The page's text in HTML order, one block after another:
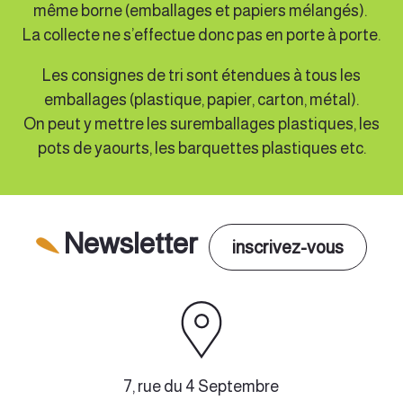
PAV Maison de la Jeunesse et des Sports - Les
Sablons, petite route de Concressault
PAV Route d'Argent - caserne des pompiers
PAV route de Coullons
PAV station d'épuration - canal de la Sauldre
PAV Glatigny
PAV Place de la Jacque
même borne (emballages et papiers mélangés).
La collecte ne s’effectue donc pas en porte à porte.
Les consignes de tri sont étendues à tous les
emballages (plastique, papier, carton, métal).
On peut y mettre les suremballages plastiques, les
pots de yaourts, les barquettes plastiques etc.
Newsletter inscrivez-vous
7, rue du 4 Septembre